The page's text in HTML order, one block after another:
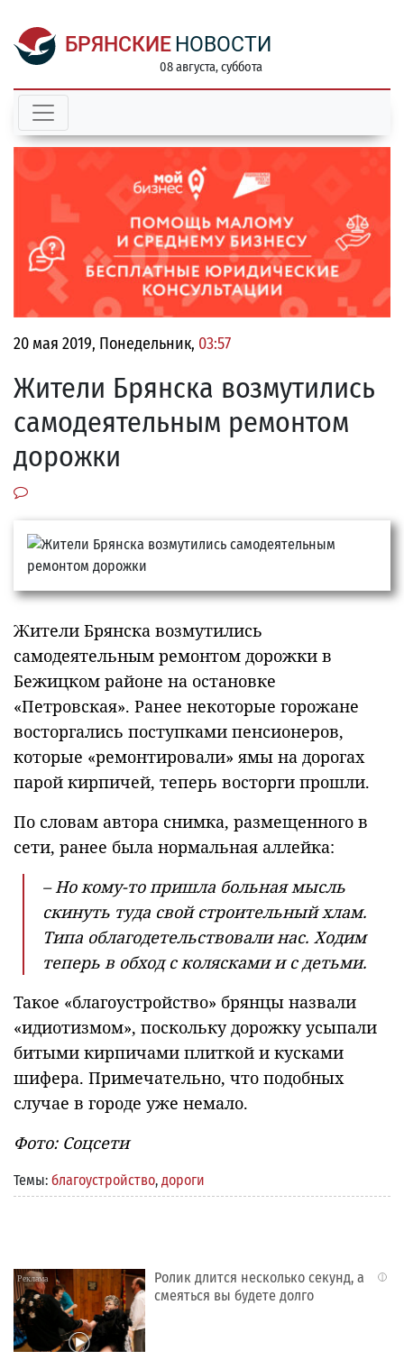
БРЯНСКИЕ НОВОСТИ
08 августа, суббота
20 мая 2019, Понедельник, 03:57
Жители Брянска возмутились
самодеятельным ремонтом
дорожки
Жители Брянска возмутились
самодеятельным ремонтом дорожки в
Бежицком районе на остановке
«Петровская». Ранее некоторые горожане
восторгались поступками пенсионеров,
которые «ремонтировали» ямы на дорогах
парой кирпичей, теперь восторги прошли.
По словам автора снимка, размещенного в
сети, ранее была нормальная аллейка:
– Но кому-то пришла больная мысль
скинуть туда свой строительный хлам.
Типа облагодетельствовали нас. Ходим
теперь в обход с колясками и с детьми.
Такое «благоустройство» брянцы назвали
«идиотизмом», поскольку дорожку усыпали
битыми кирпичами плиткой и кусками
шифера. Примечательно, что подобных
случае в городе уже немало.
Фото: Соцсети
Темы: благоустройство, дороги
i
Ролик длится несколько секунд, а
смеяться вы будете долго